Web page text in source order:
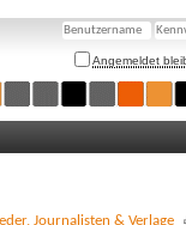
Angemeldet
Journalisten & Verlage